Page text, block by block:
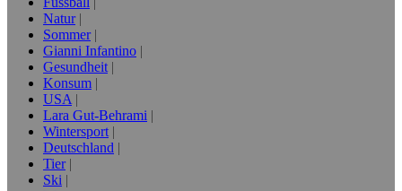
Natur
Sommer
Gianni Infantino
Gesundheit
Konsum
USA
Lara Gut-Behrami
Wintersport
Deutschland
Tier
Ski